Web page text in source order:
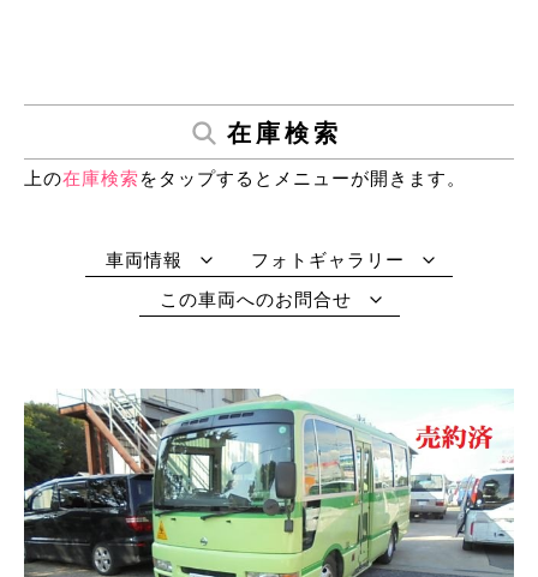
在庫検索
上の在庫検索をタップするとメニューが開きます。
車両情報
フォトギャラリー
この車両へのお問合せ